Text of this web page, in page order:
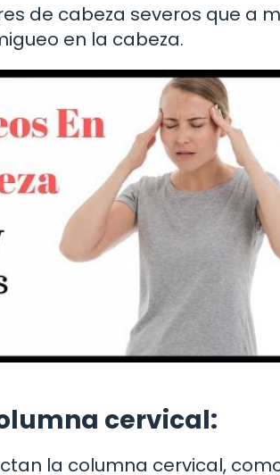
de cabeza severos que a
en la cabeza.
cervical:
la columna cervical,